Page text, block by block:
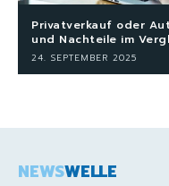
Privatverkauf oder
und Nachteile im
24. SEPTEMBER 2025
NEWSWELLE